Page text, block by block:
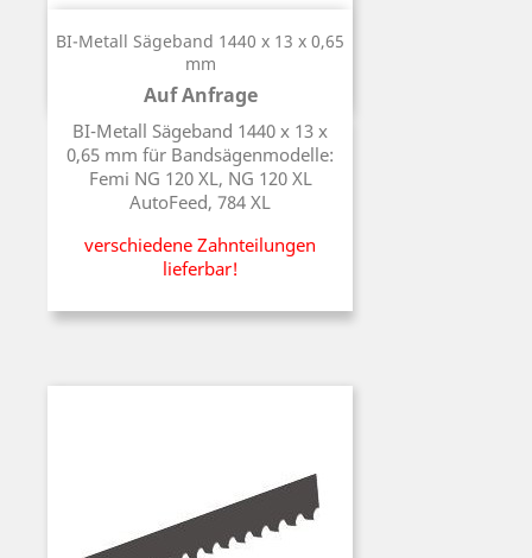
BI-Metall Sägeband 1440 x 13 x 0,65
mm
Auf Anfrage
Preis
BI-Metall Sägeband 1440 x 13 x
0,65 mm für Bandsägenmodelle:
Femi NG 120 XL, NG 120 XL
AutoFeed, 784 XL
verschiedene Zahnteilungen
lieferbar!